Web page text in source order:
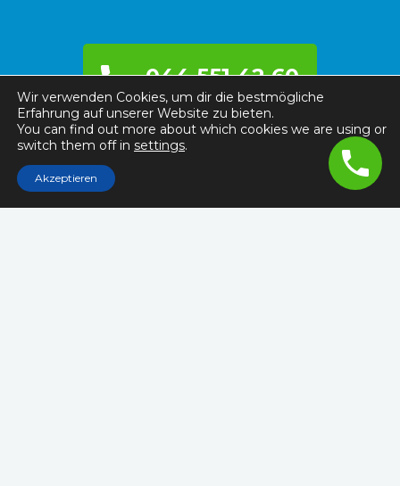
044 551 42 60
Wir verwenden Cookies, um dir die bestmögliche
Erfahrung auf unserer Website zu bieten.
You can find out more about which cookies we are using or
switch them off in settings.
Akzeptieren